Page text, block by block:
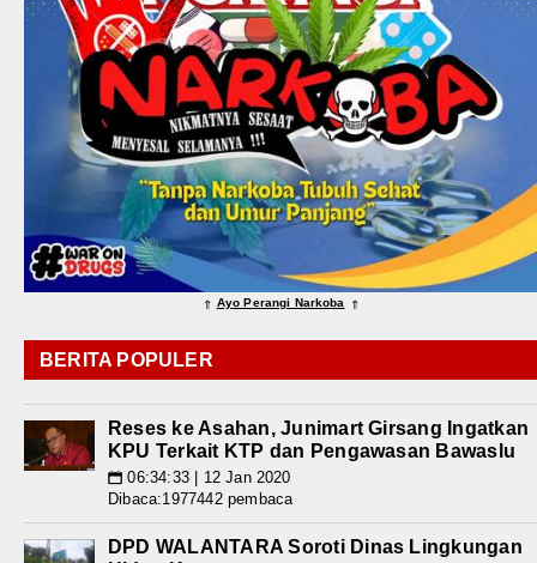
⇑ Ayo Perangi Narkoba ⇑
BERITA POPULER
Reses ke Asahan, Junimart Girsang Ingatkan
KPU Terkait KTP dan Pengawasan Bawaslu
📅 06:34:33 | 12 Jan 2020
Dibaca:1977442 pembaca
DPD WALANTARA Soroti Dinas Lingkungan